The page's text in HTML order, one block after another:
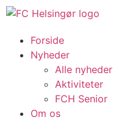
Forside
Nyheder
Alle nyheder
Aktiviteter
FCH Senior
Om os